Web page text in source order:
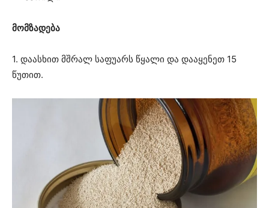
მომზადება
1. დაასხით მშრალ საფუარს წყალი და დააყენეთ 15
წუთით.